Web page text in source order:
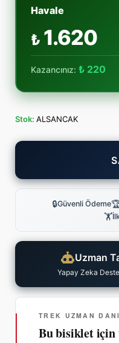
Havale
₺ 1.620
Kazancınız: ₺ 220
Stok: ALSANCAK
🔒Güvenli Ödeme
🏋
Uzman
Yapay Zeka
TREK UZMAN
Bu bisiklet için